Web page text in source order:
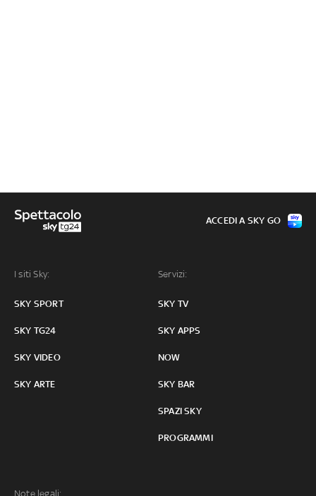
I siti Sky:
SKY SPORT
SKY TG24
SKY VIDEO
SKY ARTE
Servizi:
SKY TV
SKY APPS
NOW
SKY BAR
SPAZI SKY
PROGRAMMI
Note legali:
ACCEDI A SKY GO